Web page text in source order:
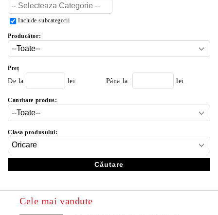
Include subcategorii
Producător:
Preț
De la lei Pâna la: lei
Cantitate produs:
Clasa produsului:
Cele mai vandute